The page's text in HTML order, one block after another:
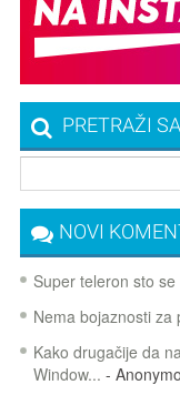
PRETRAŽI
NOVI
Super teleron sto
Nema bojaznosti za
Kako drugačije da
Window... -